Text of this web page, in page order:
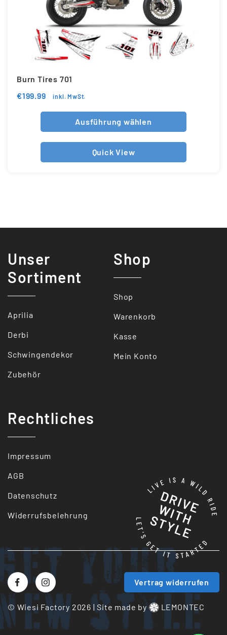
Burn Tires 701
€199.99 inkl. MwSt.
Ausführung wählen
Quick View
Unser
Sortiment
Aprilia
Derbi
Schwingendekor
Zubehör
Shop
Shop
Warenkorb
Kasse
Mein Konto
Rechtliches
Impressum
AGB
Datenschutz
Widerrufsbelehrung
© Wiesi Factory 2026|Site made by LEMONTEC
Vertrag widerrufen
your
style